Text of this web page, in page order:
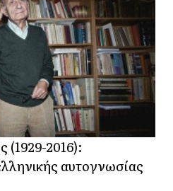
(1929-2016):
αυτογνωσίας